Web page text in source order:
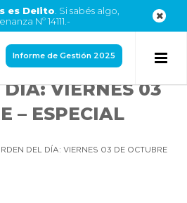
es Delito . Si sabés algo,
Nº 14111.-
Informe de Gestión 2025
DÍA: VIERNES 03
– ESPECIAL
DEL DÍA: VIERNES 03 DE OCTUBRE